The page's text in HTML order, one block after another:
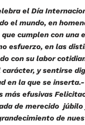
el Día
el mundo, en
cumplen con una
esfuerzo, en las
con su labor
y sentirse
en la que se
más efusivas
de merecido júbilo
de